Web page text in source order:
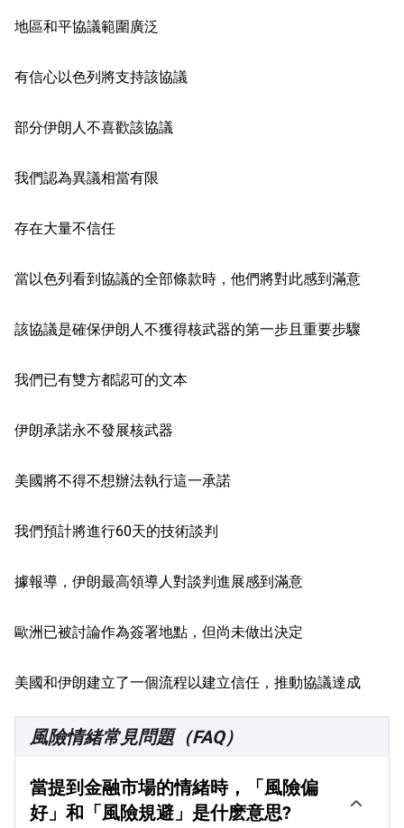
地區和平協議範圍廣泛
有信心以色列將支持該協議
部分伊朗人不喜歡該協議
我們認為異議相當有限
存在大量不信任
當以色列看到協議的全部條款時，他們將對此感到滿意
該協議是確保伊朗人不獲得核武器的第一步且重要步驟
我們已有雙方都認可的文本
伊朗承諾永不發展核武器
美國將不得不想辦法執行這一承諾
我們預計將進行60天的技術談判
據報導，伊朗最高領導人對談判進展感到滿意
歐洲已被討論作為簽署地點，但尚未做出決定
美國和伊朗建立了一個流程以建立信任，推動協議達成
風險情緒常見問題（FAQ）
當提到金融市場的情緒時，「風險偏
好」和「風險規避」是什麽意思?